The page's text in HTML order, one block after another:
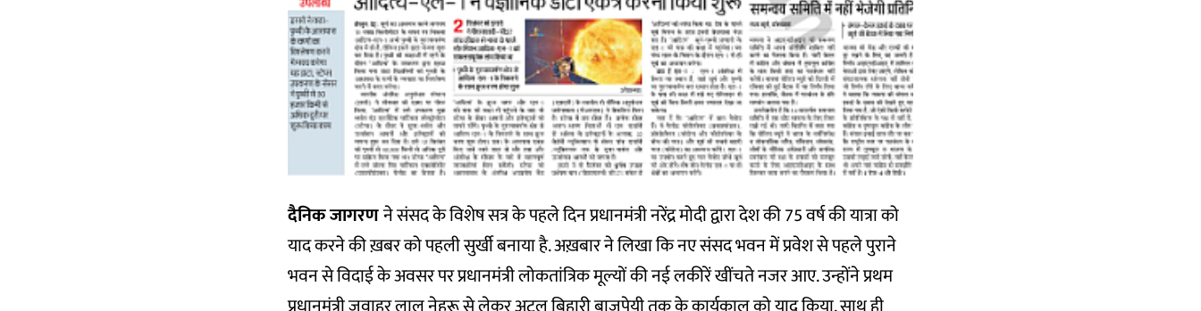
दैनिक जागरणने संसद के विशेष सत्र के पहले दिन प्रधानमंत्री नरेंद्र मोदी द्वारा देश की 75 वर्ष की यात्रा को
याद करने की ख़बर को पहली सुर्खी बनाया है. अख़बार ने लिखा कि नए संसद भवन में प्रवेश से पहले पुराने
भवन से विदाई के अवसर पर प्रधानमंत्री लोकतांत्रिक मूल्यों की नई लकीरें खींचते नजर आए. उन्होंने प्रथम